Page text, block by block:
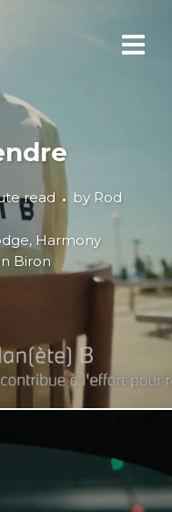
read by Rod
, Harmony
Biron